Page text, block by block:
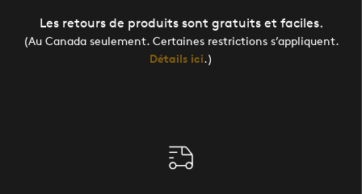
Les retours de produits sont gratuits et faciles.
(Au Canada seulement. Certaines restrictions s’appliquent.
Détails ici.)